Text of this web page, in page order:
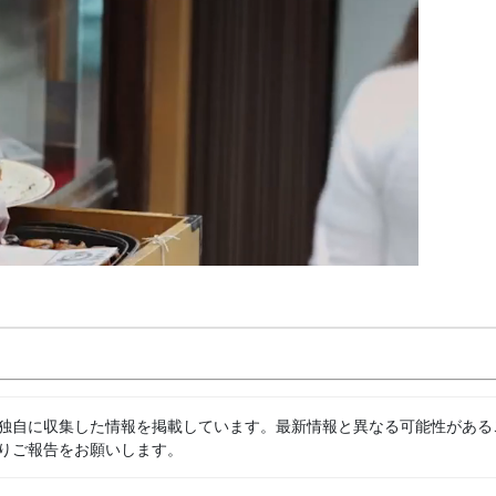
に収集した情報を掲載しています。最新情報と異なる可能性があ
ご報告をお願いします。